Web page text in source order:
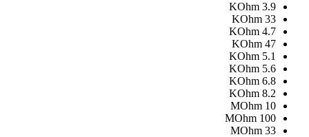
3.9
KOhm
33
KOhm
4.7
KOhm
47
KOhm
5.1
KOhm
5.6
KOhm
6.8
KOhm
8.2
KOhm
10
MOhm
100
MOhm
33
MOhm